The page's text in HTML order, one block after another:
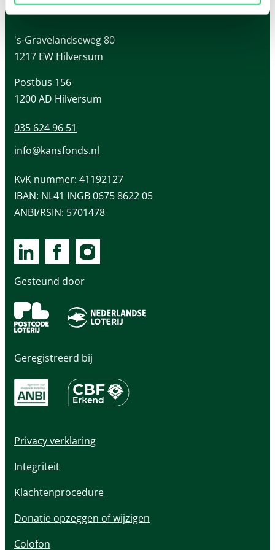
Kansfonds
Gegevens
van
Kansfonds
's-Gravelandseweg 80
1217 EW Hilversum
Postbus 156
1200 AD Hilversum
035 624 96 51
info@kansfonds.nl
KvK nummer: 41192127
IBAN: NL41 INGB 0675 8622 05
ANBI/RSIN: 5701478
Bekijk
onze
LinkedIn
pagina
Bekijk
onze
Facebook
Bekijk
onze
Youtube
Gesteund door
Geregistreerd bij
Privacy verklaring
Integriteit
Klachtenprocedure
Donatie opzeggen of wijzigen
Colofon